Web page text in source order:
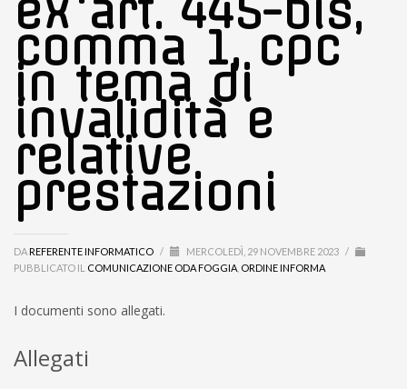
ex art. 445-bis,
comma 1, cpc
in tema di
invalidità e
relative
prestazioni
DA REFERENTE INFORMATICO / MERCOLEDÌ, 29 NOVEMBRE 2023 /
PUBBLICATO IL COMUNICAZIONE ODA FOGGIA ORDINE INFORMA
I documenti sono allegati.
Allegati